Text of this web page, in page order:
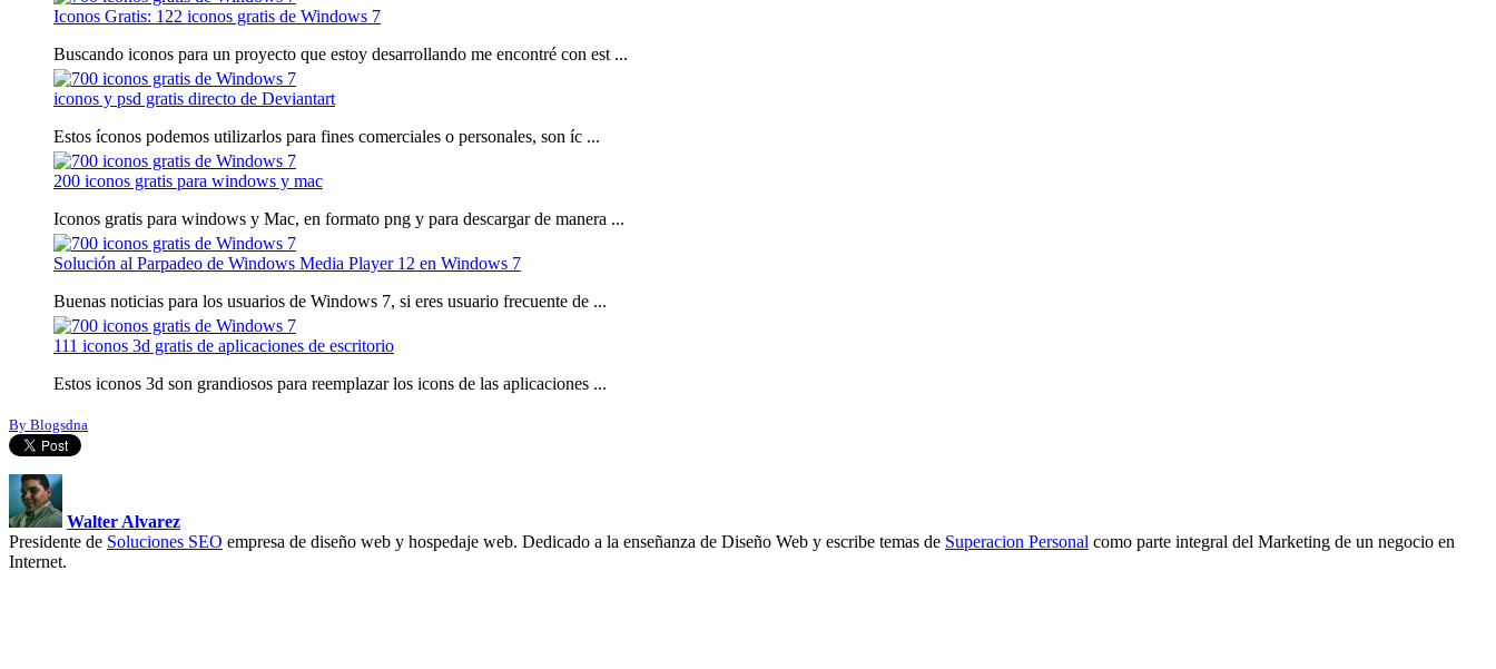
Iconos Gratis: 122 iconos gratis de Windows 7
Buscando iconos para un proyecto que estoy desarrollando me encontré con est ...
iconos y psd gratis directo de Deviantart
Estos íconos podemos utilizarlos para fines comerciales o personales, son íc ...
200 iconos gratis para windows y mac
Iconos gratis para windows y Mac, en formato png y para descargar de manera ...
Solución al Parpadeo de Windows Media Player 12 en Windows 7
Buenas noticias para los usuarios de Windows 7, si eres usuario frecuente de ...
111 iconos 3d gratis de aplicaciones de escritorio
Estos iconos 3d son grandiosos para reemplazar los icons de las aplicaciones ...
By Blogsdna
Walter Alvarez
Presidente de Soluciones SEO empresa de diseño web y hospedaje web. Dedicado a la enseñanza de Diseño Web y escribe temas de Superacion Personal como parte integral del Marketing de un negocio en
Internet.